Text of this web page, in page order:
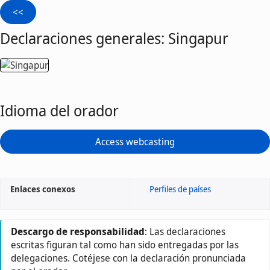
Declaraciones generales: Singapur
Idioma del orador
Access webcasting
Enlaces conexos Perfiles de países
Descargo de responsabilidad: Las declaraciones
escritas figuran tal como han sido entregadas por las
delegaciones. Cotéjese con la declaración pronunciada